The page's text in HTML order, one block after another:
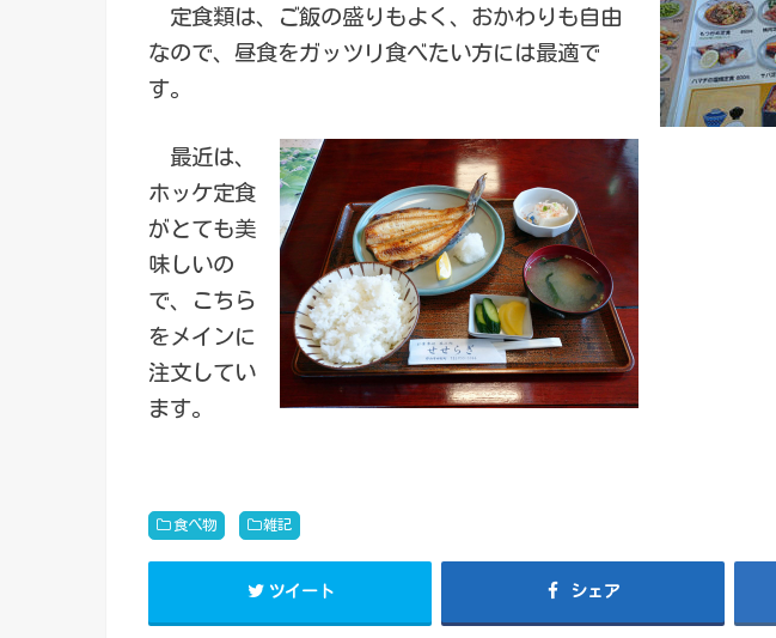
定食類は、ご飯の盛りもよく、おかわりも自由
なので、昼食をガッツリ食べたい方には最適で
す。
最近は、
ホッケ定食
がとても美
味しいの
で、こちら
をメインに
注文してい
ます。
食べ物 雑記
ツイート シェア